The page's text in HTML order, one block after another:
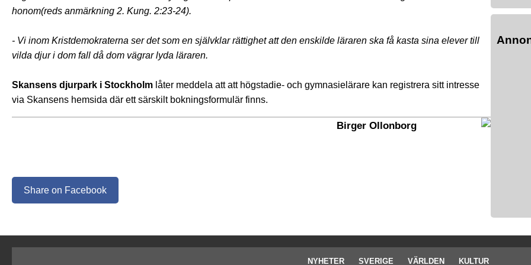
honom(reds anmärkning 2. Kung. 2:23-24).
- Vi inom Kristdemokraterna ser det som en självklar rättighet att den enskilde läraren ska få kasta sina elever till
vilda djur i dom fall då dom vägrar lyda läraren.
Skansens djurpark i Stockholm låter meddela att att högstadie- och gymnasielärare kan registrera sitt intresse
via Skansens hemsida där ett särskilt bokningsformulär finns.
Birger Ollonborg
Share on Facebook
NYHETER SVERIGE VÄRLDEN KULTUR